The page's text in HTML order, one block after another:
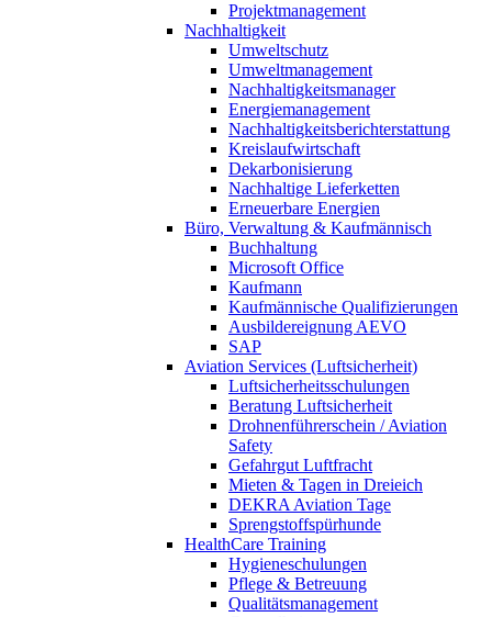
Projektmanagement
Nachhaltigkeit
Umweltschutz
Umweltmanagement
Nachhaltigkeitsmanager
Energiemanagement
Nachhaltigkeitsberichterstattung
Kreislaufwirtschaft
Dekarbonisierung
Nachhaltige Lieferketten
Erneuerbare Energien
Büro, Verwaltung & Kaufmännisch
Buchhaltung
Microsoft Office
Kaufmann
Kaufmännische Qualifizierungen
Ausbildereignung AEVO
SAP
Aviation Services (Luftsicherheit)
Luftsicherheitsschulungen
Beratung Luftsicherheit
Drohnenführerschein / Aviation
Safety
Gefahrgut Luftfracht
Mieten & Tagen in Dreieich
DEKRA Aviation Tage
Sprengstoffspürhunde
HealthCare Training
Hygieneschulungen
Pflege & Betreuung
Qualitätsmanagement